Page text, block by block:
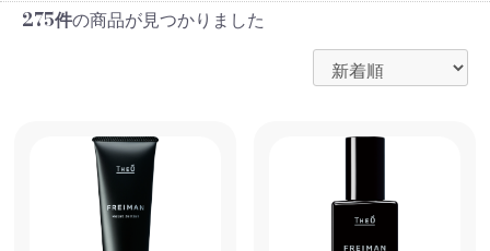
275件の商品が見つかりました